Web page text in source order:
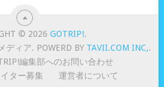
© 2026GOTRIP!.
ディア. POWERD BY TAVII.COM INC,.
編集部へのお問い合わせ
ター募集
運営者について